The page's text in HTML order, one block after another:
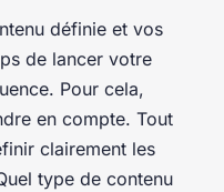
définie et vos
de lancer votre
Pour cela,
en compte. Tout
clairement les
type de contenu